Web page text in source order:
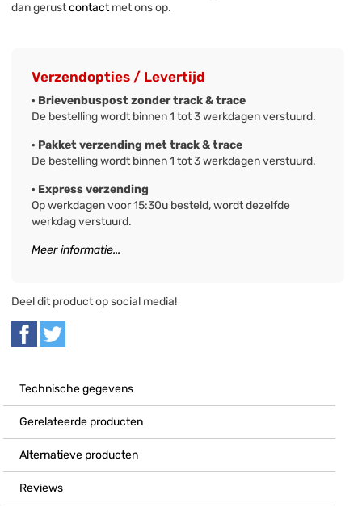
dan gerustcontactmet ons op.
Verzendopties / Levertijd
· Brievenbuspost zonder track & trace
De bestelling wordt binnen 1 tot 3 werkdagen verstuurd.
· Pakket verzending met track & trace
De bestelling wordt binnen 1 tot 3 werkdagen verstuurd.
· Express verzending
Op werkdagen voor 15:30u besteld, wordt dezelfde
werkdag verstuurd.
Meer informatie...
Deel dit product op social media!
Technische gegevens
Gerelateerde producten
Alternatieve producten
Reviews